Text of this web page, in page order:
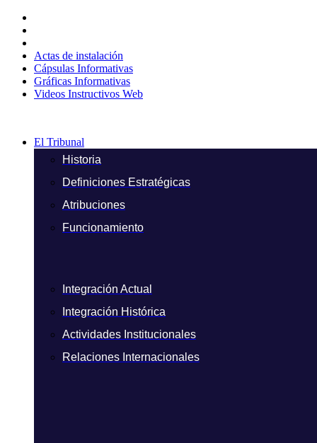
contenido
Actas de instalación
Cápsulas Informativas
Gráficas Informativas
Videos Instructivos Web
El Tribunal
Historia
Definiciones Estratégicas
Atribuciones
Funcionamiento
Integración Actual
Integración Histórica
Actividades Institucionales
Relaciones Internacionales